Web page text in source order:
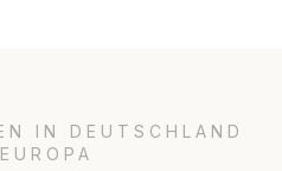
IN DEUTSCHLAND